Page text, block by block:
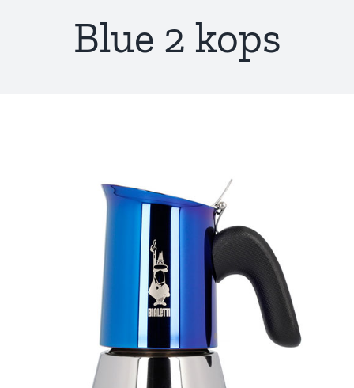
Blue 2 kops